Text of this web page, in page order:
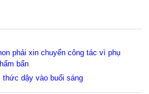
phải xin chuyển công tác vì phụ
bẩn
thức dậy vào buổi sáng